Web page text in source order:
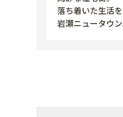
落ち着いた生活
岩瀬ニュータウン